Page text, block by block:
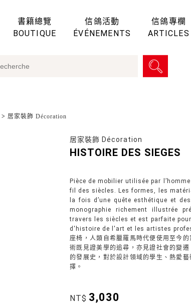
書籍總覽
BOUTIQUE
信鴿活動
ÉVÉNEMENTS
信鴿專欄
ARTICLES
> 居家裝飾 Décoration
居家裝飾 Décoration
HISTOIRE DES SIEGES
Pièce de mobilier utilisée par
fil des siècles. Les formes, les
la fois d’une quête esthétique et
monographie richement illustrée
travers les siècles et est parfaite
d'histoire de l'art et les artistes
座椅，人類自希臘羅馬時代便使用至今
術既見證美學的追尋，亦見證社會的變
的發展史，對於設計領域的學生、熱愛
擇。
NT$ 3,030